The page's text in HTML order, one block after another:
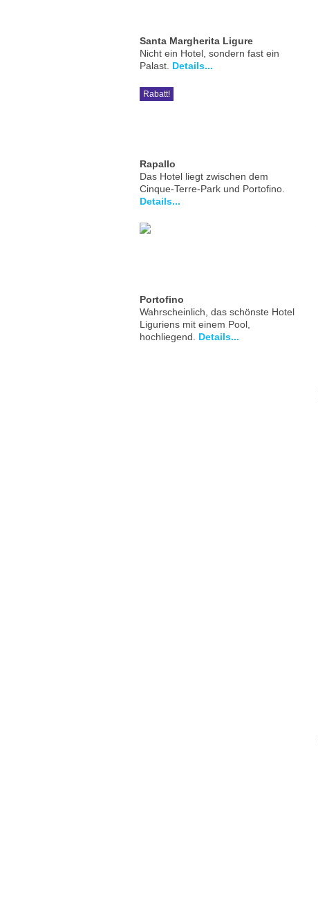
Santa Margherita Ligure
Nicht ein Hotel, sondern fast ein
Palast. Details...
Rabatt!
Rapallo
Das Hotel liegt zwischen dem
Cinque-Terre-Park und Portofino.
Details...
Portofino
Wahrscheinlich, das schönste Hotel
Liguriens mit einem Pool,
hochliegend. Details...